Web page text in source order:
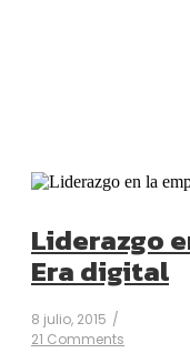
Liderazgo
Era digital
8 julio, 2015 /
21 Comments